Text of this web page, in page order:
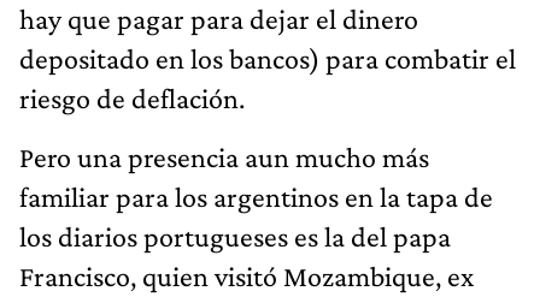
hay que pagar para dejar el dinero
depositado en los bancos) para combatir el
riesgo de deflación.
Pero una presencia aun mucho más
familiar para los argentinos en la tapa de
los diarios portugueses es la del papa
Francisco, quien visitó Mozambique, ex